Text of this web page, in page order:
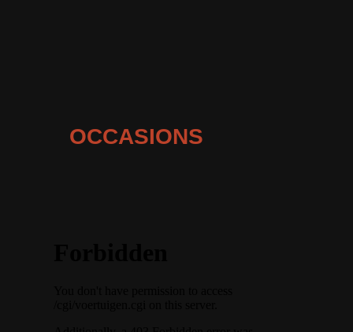
OCCASIONS